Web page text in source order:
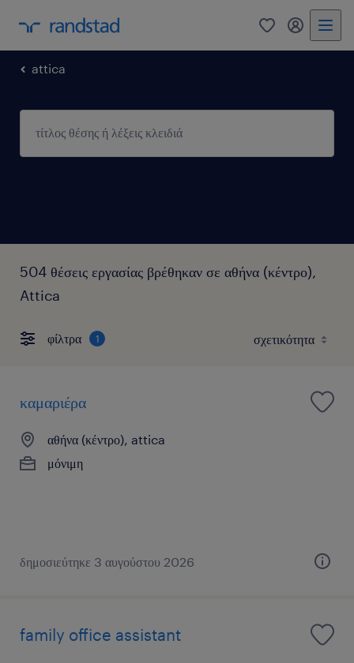
0 my
attica
504 θέσεις εργασίας βρέθηκαν σε αθήνα (κέντρο),
Attica
φίλτρα 1
καμαριέρα
αθήνα (κέντρο), attica
μόνιμη
δημοσιεύτηκε 3 αυγούστου 2026
family office assistant